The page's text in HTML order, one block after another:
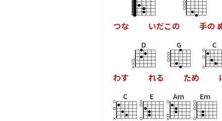
つな いだこの 手の
わす
D
れる
G
ため
C
C E Am Em